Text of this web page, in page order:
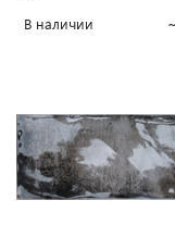
В наличии